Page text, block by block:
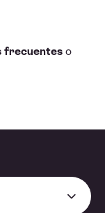
frecuentes o